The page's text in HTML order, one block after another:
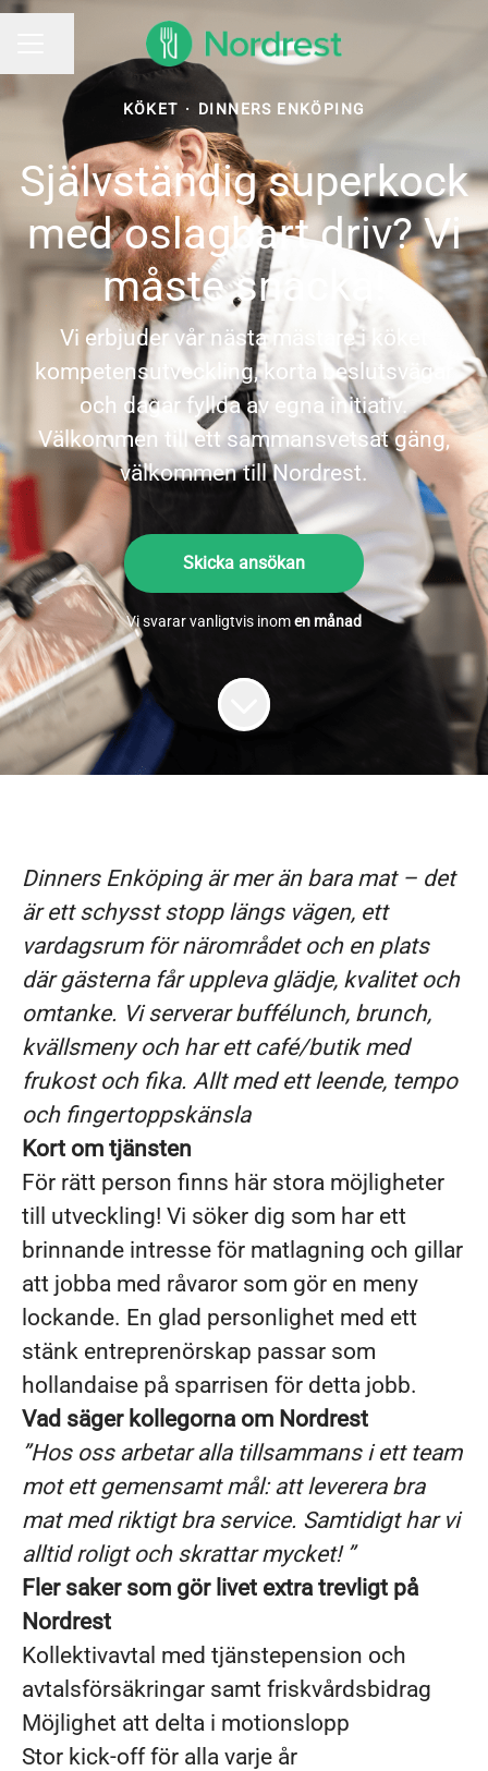
KÖKET · DINNERS ENKÖPING
Självständig superkock
med oslagbart driv? Vi
måste snacka!
Vi erbjuder vår nästa mästare i köket
kompetensutveckling, korta beslutsvägar
och dagar fyllda av egna initiativ.
Välkommen till ett sammansvetsat gäng,
välkommen till Nordrest.
Skicka ansökan
Vi svarar vanligtvis inomen månad
Dinners Enköping är mer än bara mat – det
är ett schysst stopp längs vägen, ett
vardagsrum för närområdet och en plats
där gästerna får uppleva glädje, kvalitet och
omtanke. Vi serverar buffélunch, brunch,
kvällsmeny och har ett café/butik med
frukost och fika. Allt med ett leende, tempo
och fingertoppskänsla
Kort om tjänsten
För rätt person finns här stora möjligheter
till utveckling! Vi söker dig som har ett
brinnande intresse för matlagning och gillar
att jobba med råvaror som gör en meny
lockande. En glad personlighet med ett
stänk entreprenörskap passar som
hollandaise på sparrisen för detta jobb.
Vad säger kollegorna om Nordrest
”Hos oss arbetar alla tillsammans i ett team
mot ett gemensamt mål: att leverera bra
mat med riktigt bra service. Samtidigt har vi
alltid roligt och skrattar mycket! ”
Fler saker som gör livet extra trevligt på
Nordrest
Kollektivavtal med tjänstepension och
avtalsförsäkringar samt friskvårdsbidrag
Möjlighet att delta i motionslopp
Stor kick-off för alla varje år